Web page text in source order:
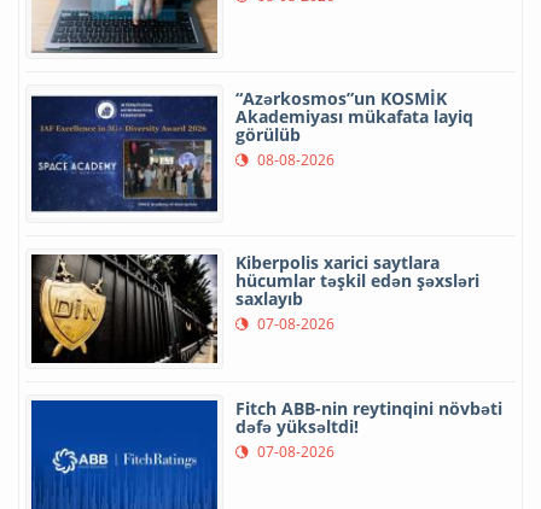
“Azərkosmos”un KOSMİK
Akademiyası mükafata layiq
görülüb
08-08-2026
Kiberpolis xarici saytlara
hücumlar təşkil edən şəxsləri
saxlayıb
07-08-2026
Fitch ABB-nin reytinqini növbəti
dəfə yüksəltdi!
07-08-2026